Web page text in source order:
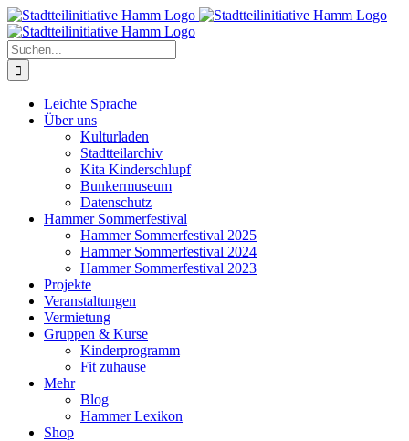
Zum
Inhalt
springen
Suche
nach:
Leichte Sprache
Über uns
Kulturladen
Stadtteilarchiv
Kita Kinderschlupf
Bunkermuseum
Datenschutz
Hammer Sommerfestival
Hammer Sommerfestival 2025
Hammer Sommerfestival 2024
Hammer Sommerfestival 2023
Projekte
Veranstaltungen
Vermietung
Gruppen & Kurse
Kinderprogramm
Fit zuhause
Mehr
Blog
Hammer Lexikon
Shop